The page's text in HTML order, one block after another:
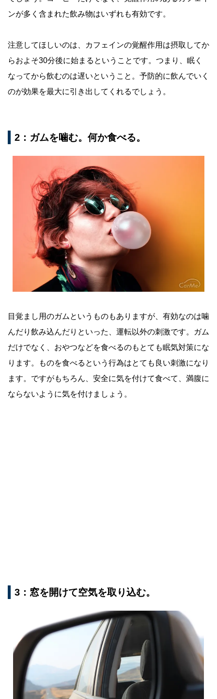
ンが多く含まれた飲み物はいずれも有効です。
注意してほしいのは、カフェインの覚醒作用は摂取してか
らおよそ30分後に始まるということです。つまり、眠く
なってから飲むのは遅いということ。予防的に飲んでいく
のが効果を最大に引き出してくれるでしょう。
2：ガムを噛む。何か食べる。
目覚まし用のガムというものもありますが、有効なのは噛
んだり飲み込んだりといった、運転以外の刺激です。ガム
だけでなく、おやつなどを食べるのもとても眠気対策にな
ります。ものを食べるという行為はとても良い刺激になり
ます。ですがもちろん、安全に気を付けて食べて、満腹に
ならないように気を付けましょう。
3：窓を開けて空気を取り込む。